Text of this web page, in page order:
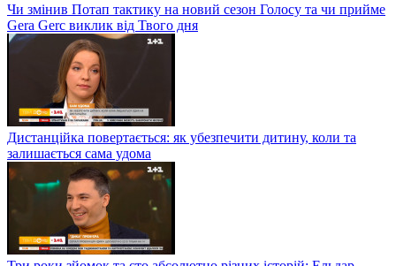
Чи змінив Потап тактику на новий сезон Голосу та чи прийме
Gera Gerc виклик від Твого дня
Дистанційка повертається: як убезпечити дитину, коли та
залишається сама удома